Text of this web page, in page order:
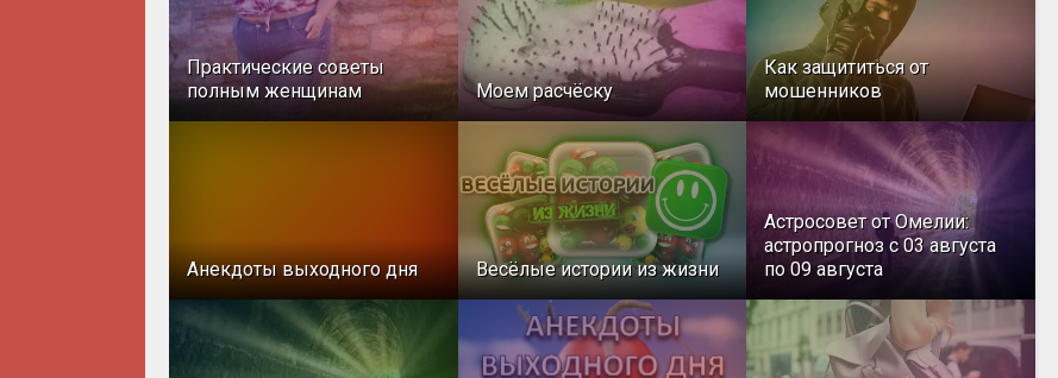
Практические советы
полным женщинам
Моем расчёску
Как защититься от
мошенников
Анекдоты выходного дня Весёлые истории из жизни
Астросовет от Омелии:
астропрогноз с 03 августа
по 09 августа